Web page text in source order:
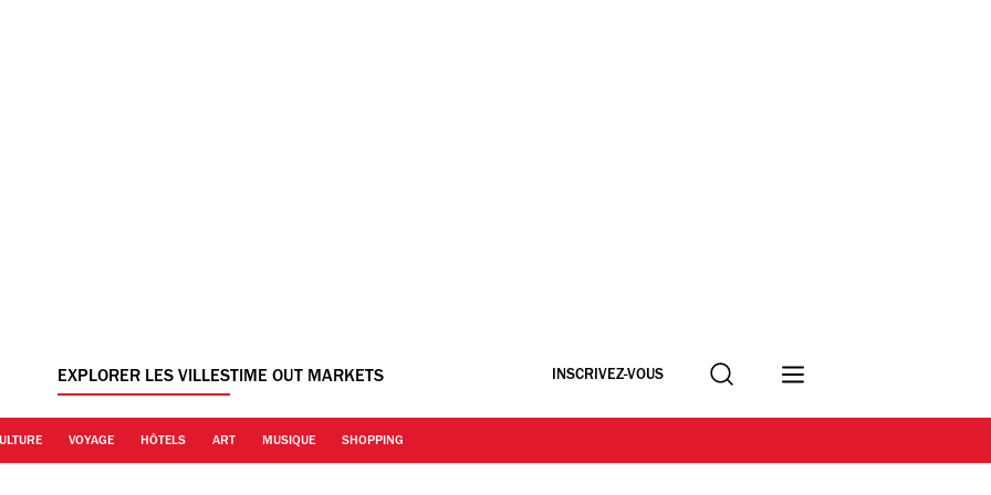
EXPLORER LES VILLESTIME OUT MARKETS INSCRIVEZ-VOUS Recherche
VOYAGE HÔTELS ART MUSIQUE SHOPPING